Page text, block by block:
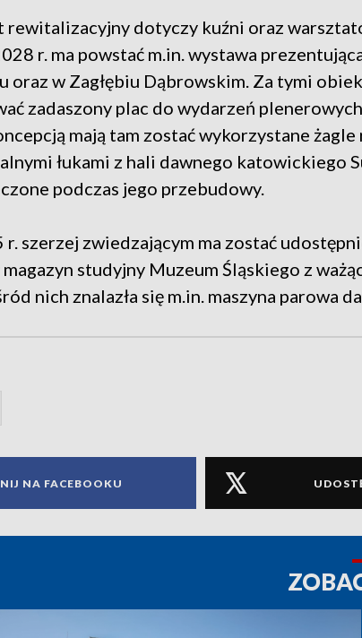
rewitalizacyjny dotyczy kuźni oraz
r. ma powstać m.in. wystawa
oraz w Zagłębiu Dąbrowskim. Za tymi
zadaszony plac do wydarzeń
mają tam zostać wykorzystane
łukami z hali dawnego katowickiego
podczas jego przebudowy.
szerzej zwiedzającym ma zostać
studyjny Muzeum Śląskiego z
nich znalazła się m.in. maszyna parowa
NA FACEBOOKU